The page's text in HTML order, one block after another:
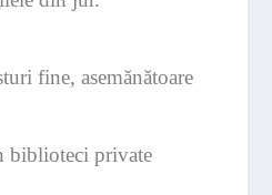
fine, asemănătoare
biblioteci private